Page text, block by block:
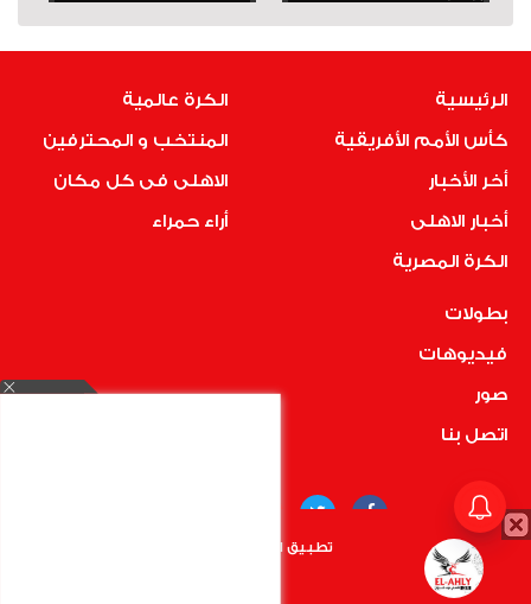
الرئيسية
كأس الأمم الأفريقية
أخر الأخبار
أخبار الاهلى
الكرة المصرية
الكرة عالمية
المنتخب و المحترفين
الاهلى فى كل مكان
أراء حمراء
بطولات
فيديوهات
صور
اتصل بنا
COPYRIGHT © 2019 RedMedia | ALL RIGHTS RESERVED
تطبيق الأهلي.كوم متاح الأن